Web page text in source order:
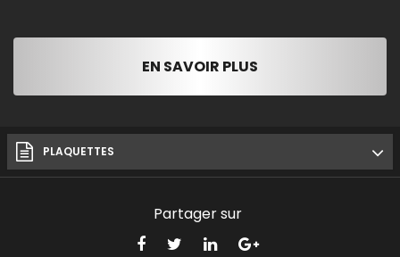
EN SAVOIR PLUS
PLAQUETTES
Partager sur